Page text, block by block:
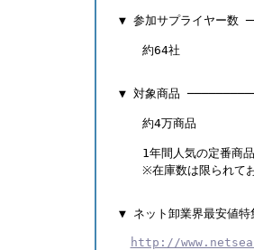
▼ 参加サプライヤー
約64社
▼ 対象商品
約4万商品
1年間人気の定番商品か
※在庫数は限られて
▼ ネット卸業界最安
http://